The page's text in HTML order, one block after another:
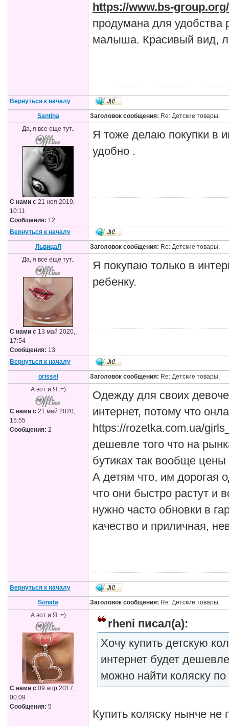
https://www.bs-group.org/
продумана для удобства
малыша. Красивый вид,
Вернуться к началу
Santina Заголовок сообщения: Re: Детские товары.
Да, я все еще тут..
С нами с 21 ноя 2019,
10:11
Сообщения: 12
Я тоже делаю покупки в
удобно .
Вернуться к началу
ЛьвицаЛ Заголовок сообщения: Re: Детские товары.
Да, я все еще тут..
С нами с 13 май 2020,
17:54
Сообщения: 13
Я покупаю только в
ребенку.
Вернуться к началу
orissel Заголовок сообщения: Re: Детские товары.
А вот и Я..=)
С нами с 21 май 2020,
15:55
Сообщения: 2
Одежду для своих
интернет, потому что
https://rozetka.com.ua/
дешевле того что на
бутиках так вообще
А детям что, им дорогая
что они быстро растут и
нужно часто обновки в
качество и приличная,
Вернуться к началу
Sonata Заголовок сообщения: Re: Детские товары.
А вот и Я..=)
С нами с 09 апр 2017,
00:09
Сообщения: 5
rheni писал(а):
Хочу купить детскую
интернет будет
можно найти коляску
Купить коляску нынче не